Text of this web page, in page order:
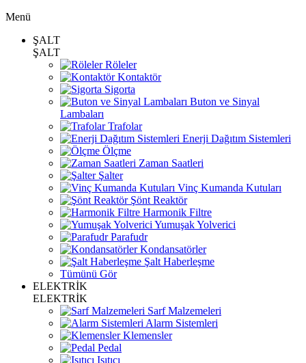
Menü
ŞALT
ŞALT
Röleler
Kontaktör
Sigorta
Buton ve Sinyal
Lambaları
Trafolar
Enerji Dağıtım Sistemleri
Ölçme
Zaman Saatleri
Şalter
Vinç Kumanda Kutuları
Şönt Reaktör
Harmonik Filtre
Yumuşak Yolverici
Parafudr
Kondansatörler
Şalt Haberleşme
Tümünü Gör
ELEKTRİK
ELEKTRİK
Sarf Malzemeleri
Alarm Sistemleri
Klemensler
Pedal
Isıtıcı